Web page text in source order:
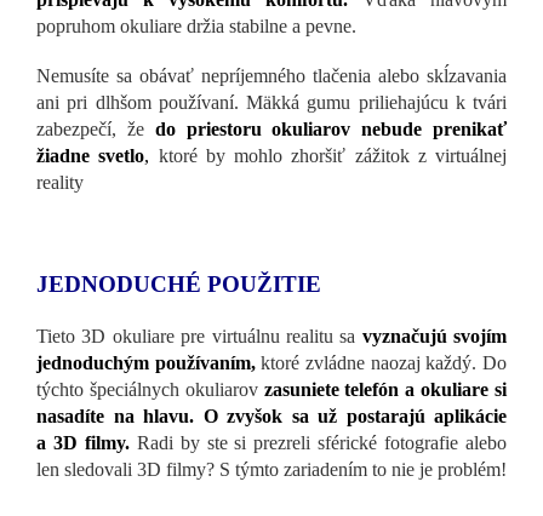
popruhom okuliare držia stabilne a pevne.
Nemusíte sa obávať nepríjemného tlačenia alebo skĺzavania
ani pri dlhšom používaní. Mäkká gumu priliehajúcu k tvári
zabezpečí, že do priestoru okuliarov nebude prenikať
žiadne svetlo, ktoré by mohlo zhoršiť zážitok z virtuálnej
reality
JEDNODUCHÉ POUŽITIE
Tieto 3D okuliare pre virtuálnu realitu sa vyznačujú svojím
jednoduchým používaním,ktoré zvládne naozaj každý. Do
týchto špeciálnych okuliarovzasuniete telefón a okuliare si
nasadíte na hlavu. O zvyšok sa už postarajú aplikácie
a 3D filmy. Radi by ste si prezreli sférické fotografie alebo
len sledovali 3D filmy? S týmto zariadením to nie je problém!